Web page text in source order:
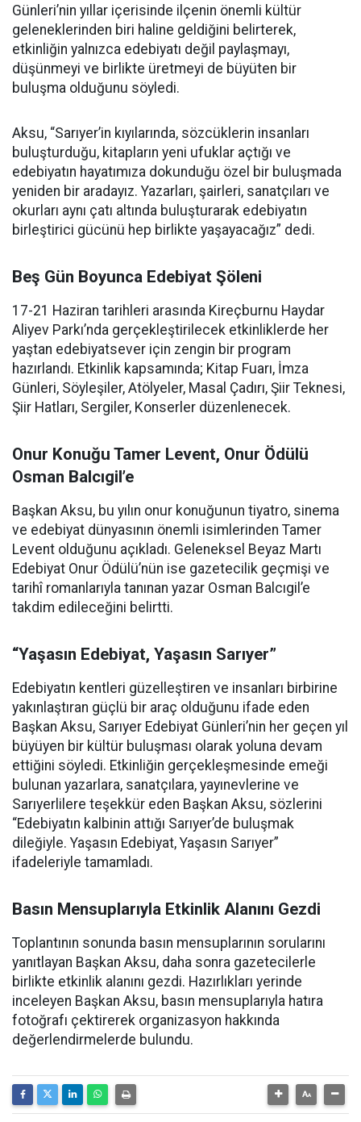
Günleri’nin yıllar içerisinde ilçenin önemli kültür
geleneklerinden biri haline geldiğini belirterek,
etkinliğin yalnızca edebiyatı değil paylaşmayı,
düşünmeyi ve birlikte üretmeyi de büyüten bir
buluşma olduğunu söyledi.
Aksu, “Sarıyer’in kıyılarında, sözcüklerin insanları
buluşturduğu, kitapların yeni ufuklar açtığı ve
edebiyatın hayatımıza dokunduğu özel bir buluşmada
yeniden bir aradayız. Yazarları, şairleri, sanatçıları ve
okurları aynı çatı altında buluşturarak edebiyatın
birleştirici gücünü hep birlikte yaşayacağız” dedi.
Beş Gün Boyunca Edebiyat Şöleni
17-21 Haziran tarihleri arasında Kireçburnu Haydar
Aliyev Parkı’nda gerçekleştirilecek etkinliklerde her
yaştan edebiyatsever için zengin bir program
hazırlandı. Etkinlik kapsamında; Kitap Fuarı, İmza
Günleri, Söyleşiler, Atölyeler, Masal Çadırı, Şiir Teknesi,
Şiir Hatları, Sergiler, Konserler düzenlenecek.
Onur Konuğu Tamer Levent, Onur Ödülü
Osman Balcıgil’e
Başkan Aksu, bu yılın onur konuğunun tiyatro, sinema
ve edebiyat dünyasının önemli isimlerinden Tamer
Levent olduğunu açıkladı. Geleneksel Beyaz Martı
Edebiyat Onur Ödülü’nün ise gazetecilik geçmişi ve
tarihî romanlarıyla tanınan yazar Osman Balcıgil’e
takdim edileceğini belirtti.
“Yaşasın Edebiyat, Yaşasın Sarıyer”
Edebiyatın kentleri güzelleştiren ve insanları birbirine
yakınlaştıran güçlü bir araç olduğunu ifade eden
Başkan Aksu, Sarıyer Edebiyat Günleri’nin her geçen yıl
büyüyen bir kültür buluşması olarak yoluna devam
ettiğini söyledi. Etkinliğin gerçekleşmesinde emeği
bulunan yazarlara, sanatçılara, yayınevlerine ve
Sarıyerlilere teşekkür eden Başkan Aksu, sözlerini
“Edebiyatın kalbinin attığı Sarıyer’de buluşmak
dileğiyle. Yaşasın Edebiyat, Yaşasın Sarıyer”
ifadeleriyle tamamladı.
Basın Mensuplarıyla Etkinlik Alanını Gezdi
Toplantının sonunda basın mensuplarının sorularını
yanıtlayan Başkan Aksu, daha sonra gazetecilerle
birlikte etkinlik alanını gezdi. Hazırlıkları yerinde
inceleyen Başkan Aksu, basın mensuplarıyla hatıra
fotoğrafı çektirerek organizasyon hakkında
değerlendirmelerde bulundu.